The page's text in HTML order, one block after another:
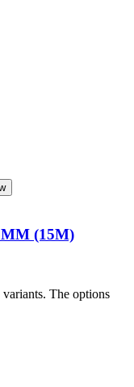
(15M)
The options